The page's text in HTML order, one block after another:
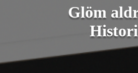
Glöm